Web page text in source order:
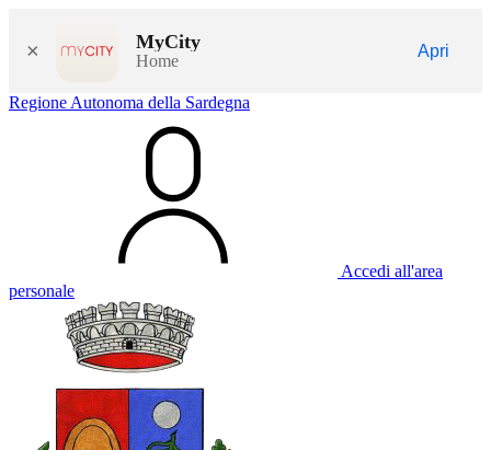
× MyCity
Home
Apri
Regione Autonoma della Sardegna
Accedi all'area
personale